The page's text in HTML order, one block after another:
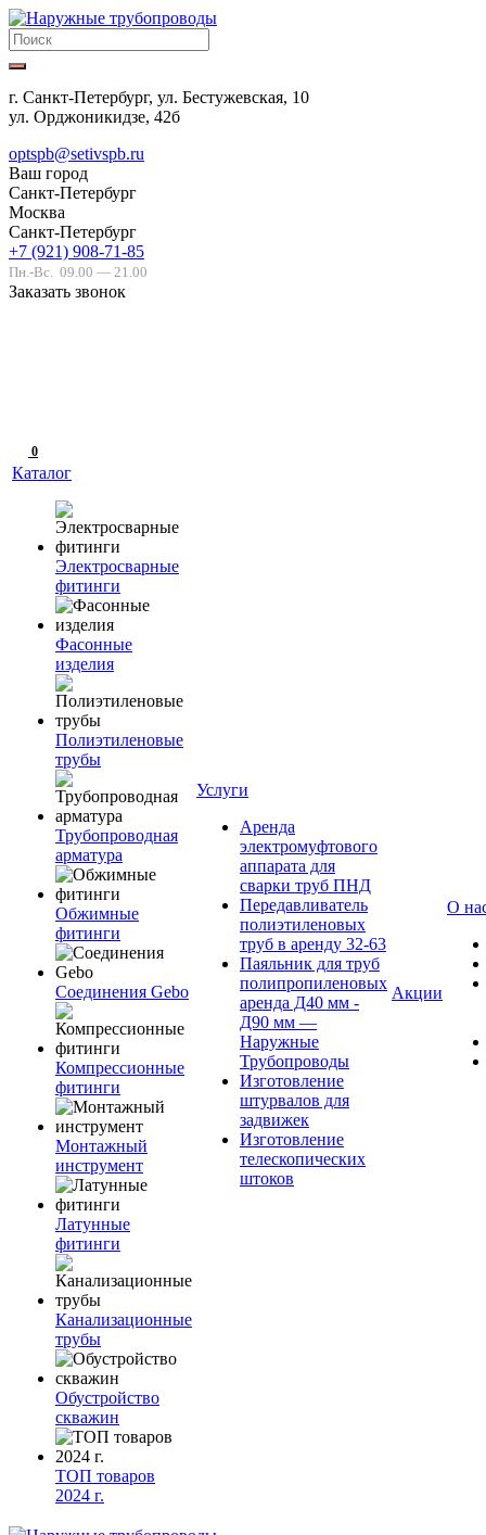
г. Санкт-Петербург, ул. Бестужевская, 10
ул. Орджоникидзе, 42б
optspb@setivspb.ru
Ваш город
Санкт-Петербург
Москва
Санкт-Петербург
+7 (921) 908-71-85
Пн.-Вс. 09.00 — 21.00
Заказать звонок
0
Каталог
Электросварные
фитинги
Фасонные
изделия
Полиэтиленовые
трубы
Трубопроводная
арматура
Обжимные
фитинги
Соединения Gebo
Компрессионные
фитинги
Монтажный
инструмент
Латунные
фитинги
Канализационные
трубы
Обустройство
скважин
ТОП товаров
2024 г.
Услуги
Аренда
электромуфтового
аппарата для
сварки труб ПНД
Передавливатель
полиэтиленовых
труб в аренду 32-63
Паяльник для труб
полипропиленовых
аренда Д40 мм -
Д90 мм —
Наружные
Трубопроводы
Изготовление
штурвалов для
задвижек
Изготовление
телескопических
штоков
Акции
О